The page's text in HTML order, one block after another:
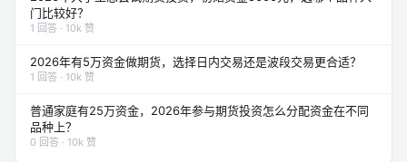
门比较好？
1 回答 · 10k 赞
2026年有5万资金做期货，选择日内交易还是波段交易更合适？
1 回答 · 10k 赞
普通家庭有25万资金，2026年参与期货投资怎么分配资金在不同
品种上？
0 回答 · 10k 赞